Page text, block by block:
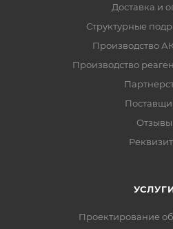
Доставка и
Структурные
Производство
Производство
Отзывы
Проектирование